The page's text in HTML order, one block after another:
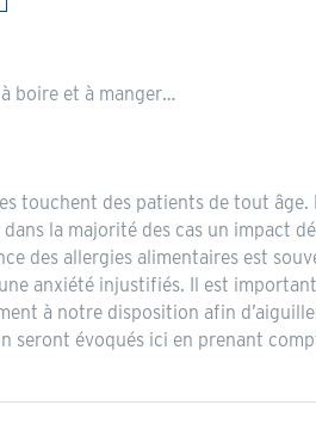
boire et à manger…
touchent des patients de tout
dans la majorité des cas un impact
des allergies alimentaires est
anxiété injustifiés. Il est
à notre disposition afin
seront évoqués ici en prenant